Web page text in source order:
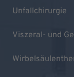
Unfallchirurgie
Viszeral- und